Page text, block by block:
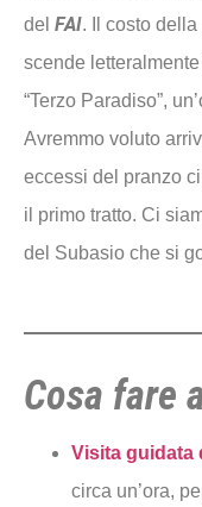
del FAI. Il costo
scende
“Terzo Paradiso”,
Avremmo voluto
eccessi del pranzo
il primo tratto. Ci
del Subasio che si
Cosa fare
Visita guidata
circa un’ora,